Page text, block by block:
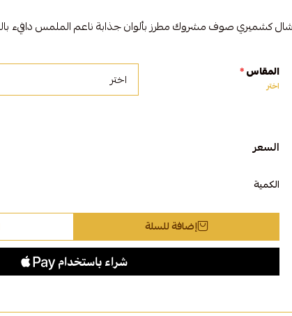
شال كشميري صوف مشروك مطرز بألوان جذابة ناعم الملمس دافيء
المقاس*
اختر
السعر
الكمية
إضافة للسلة